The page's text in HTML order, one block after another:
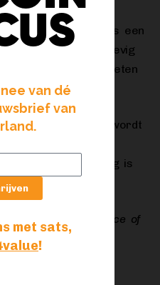
doet de huidige
vermoeden. Het is een
altijd onderhevig
bitcoin, ze moeten
komen.
waard wordt, wordt
hoe zou een
niet onderhevig is
onderwerp:
The Price of
schetst een
met een
op inflatie.
van dé
van
met sats,
!